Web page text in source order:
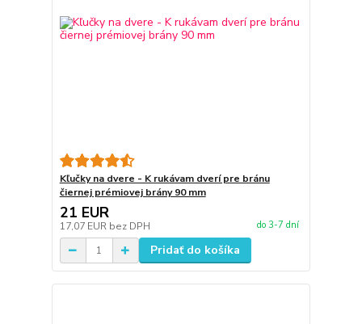
Kľučky na dvere - K rukávam dverí pre bránu
čiernej prémiovej brány 90 mm
21 EUR
17,07 EUR bez DPH do 3-7 dní
Pridať do košíka